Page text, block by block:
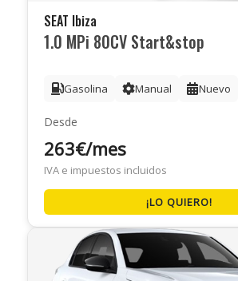
SEAT Ibiza
1.0 MPi 80CV Start&stop
Gasolina Manual Nuevo
Desde
263€/mes
IVA e impuestos incluidos
¡LO QUIERO!